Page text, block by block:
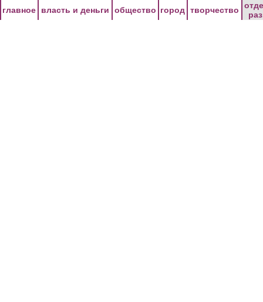
главное власть и деньги общество город творчество